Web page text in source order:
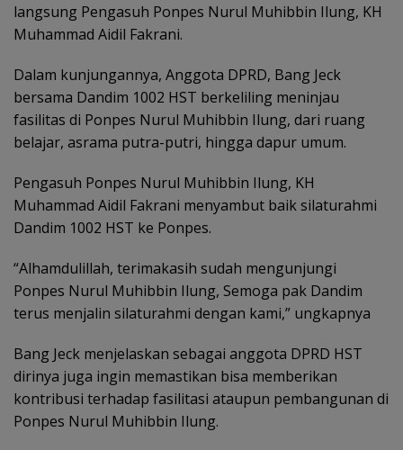
langsung Pengasuh Ponpes Nurul Muhibbin Ilung, KH
Muhammad Aidil Fakrani.
Dalam kunjungannya, Anggota DPRD, Bang Jeck
bersama Dandim 1002 HST berkeliling meninjau
fasilitas di Ponpes Nurul Muhibbin Ilung, dari ruang
belajar, asrama putra-putri, hingga dapur umum.
Pengasuh Ponpes Nurul Muhibbin Ilung, KH
Muhammad Aidil Fakrani menyambut baik silaturahmi
Dandim 1002 HST ke Ponpes.
“Alhamdulillah, terimakasih sudah mengunjungi
Ponpes Nurul Muhibbin Ilung, Semoga pak Dandim
terus menjalin silaturahmi dengan kami,” ungkapnya
Bang Jeck menjelaskan sebagai anggota DPRD HST
dirinya juga ingin memastikan bisa memberikan
kontribusi terhadap fasilitasi ataupun pembangunan di
Ponpes Nurul Muhibbin Ilung.